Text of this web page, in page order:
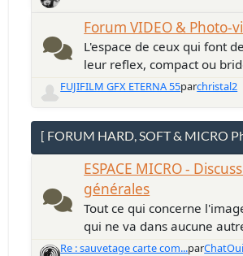
Forum VIDEO & Photo-
L'espace de ceux qui font
leur reflex, compact ou
FUJIFILM GFX ETERNA 55parchristal2
[ FORUM HARD, SOFT & MICRO
ESPACE MICRO -
générales
Tout ce qui concerne
qui ne va dans aucune
Re : sauvetage carte com...par